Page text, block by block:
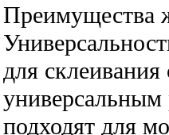
Преимущества
для
подходят для